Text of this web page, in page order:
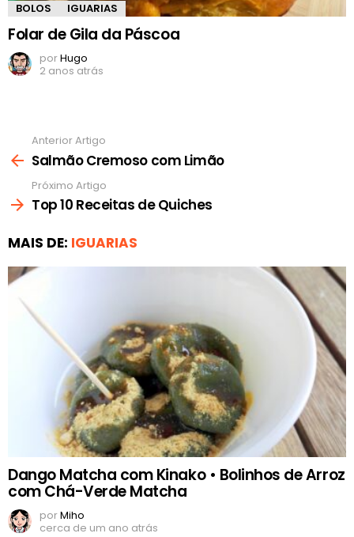
BOLOS IGUARIAS
Folar de Gila da Páscoa
porHugo
2 anos atrás
mais
Anterior Artigo
Salmão Cremoso com Limão
Próximo Artigo
Top 10 Receitas de Quiches
MAIS DE: IGUARIAS
Dango Matcha com Kinako • Bolinhos de Arroz
com Chá-Verde Matcha
porMiho
cerca de um ano atrás